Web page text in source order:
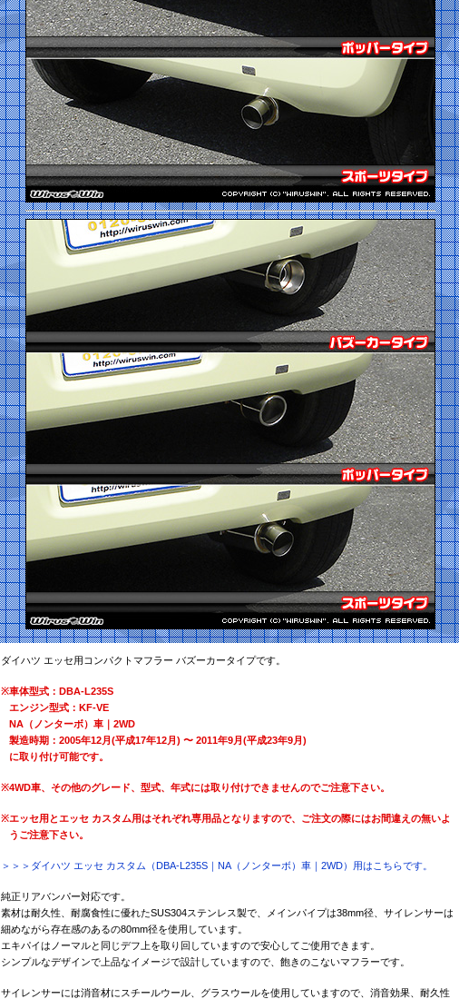
ダイハツ エッセ用コンパクトマフラー バズーカータイプです。
※車体型式：DBA-L235S
エンジン型式：KF-VE
NA（ノンターボ）車｜2WD
製造時期：2005年12月(平成17年12月) 〜 2011年9月(平成23年9月)
に取り付け可能です。
※4WD車、その他のグレード、型式、年式には取り付けできませんのでご注意下さい。
※エッセ用とエッセ カスタム用はそれぞれ専用品となりますので、ご注文の際にはお間違えの無いよ
うご注意下さい。
＞＞＞ダイハツ エッセ カスタム（DBA-L235S｜NA（ノンターボ）車｜2WD）用はこちらです。
純正リアバンパー対応です。
素材は耐久性、耐腐食性に優れたSUS304ステンレス製で、メインパイプは38mm径、サイレンサーは
細めながら存在感のあるの80mm径を使用しています。
エキパイはノーマルと同じデフ上を取り回していますので安心してご使用できます。
シンプルなデザインで上品なイメージで設計していますので、飽きのこないマフラーです。
サイレンサーには消音材にスチールウール、グラスウールを使用していますので、消音効果、耐久性